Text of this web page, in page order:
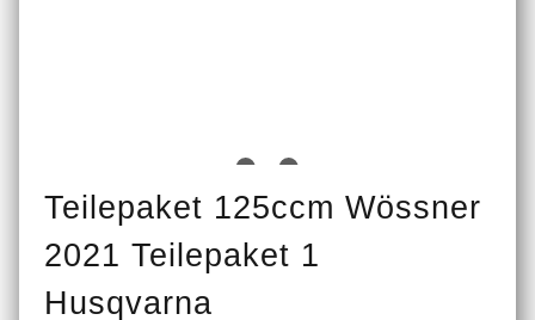
Teilepaket 125ccm Wössner
2021 Teilepaket 1
Husqvarna